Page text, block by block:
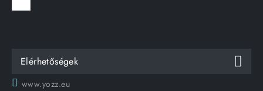
Elérhetőségek
www.yozz.eu